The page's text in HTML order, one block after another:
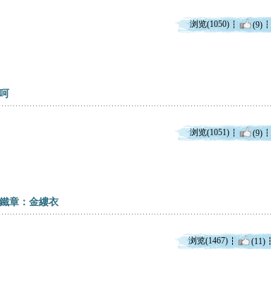
浏览(1050) (9)
浏览(1051) (9)
章：金縷衣
浏览(1467) (11)